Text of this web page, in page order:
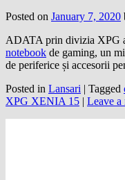
Posted on January 7, 2020
ADATA prin divizia XPG
notebook de gaming, un
de periferice și accesorii
Posted in Lansari | Tagged
XPG XENIA 15 | Leave a